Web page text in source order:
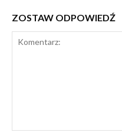
ZOSTAW ODPOWIEDŹ